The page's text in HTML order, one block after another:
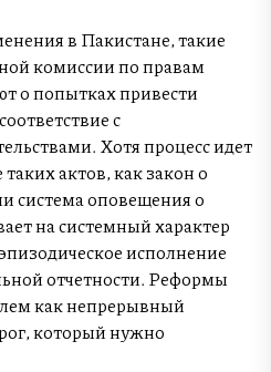
в Пакистане, такие
комиссии по правам
о попытках привести
с
Хотя процесс идет
актов, как закон о
система оповещения о
на системный характер
исполнение
отчетности. Реформы
как непрерывный
который нужно